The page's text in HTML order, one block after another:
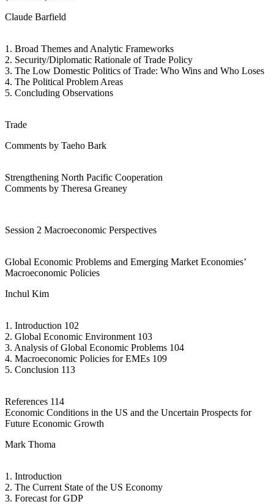
Claude Barfield
1. Broad Themes and Analytic Frameworks
2. Security/Diplomatic Rationale of Trade Policy
3. The Low Domestic Politics of Trade: Who Wins and Who Loses
4. The Political Problem Areas
5. Concluding Observations
Trade
Comments by Taeho Bark
Strengthening North Pacific Cooperation
Comments by Theresa Greaney
Session 2 Macroeconomic Perspectives
Global Economic Problems and Emerging Market Economies’
Macroeconomic Policies
Inchul Kim
1. Introduction 102
2. Global Economic Environment 103
3. Analysis of Global Economic Problems 104
4. Macroeconomic Policies for EMEs 109
5. Conclusion 113
References 114
Economic Conditions in the US and the Uncertain Prospects for
Future Economic Growth
Mark Thoma
1. Introduction
2. The Current State of the US Economy
3. Forecast for GDP